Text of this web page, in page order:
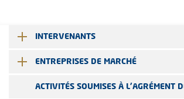
INTERVENANTS
ENTREPRISES DE MARCHÉ
ACTIVITÉS SOUMISES À L'AGRÉMENT